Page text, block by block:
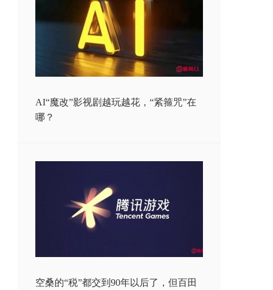
AI“魔改”影视剧越玩越花，“紧箍咒”在
哪？
空桑的“税”都交到90年以后了，但百田